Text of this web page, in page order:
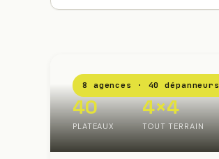
8 agences · 40 dépanneurs
40
PLATEAUX
4×4
TOUT TERRAIN